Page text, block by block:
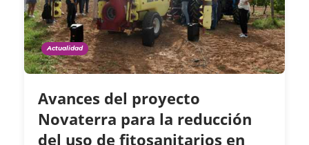
Actualidad
Avances del proyecto
Novaterra para la reducción
del uso de fitosanitarios en